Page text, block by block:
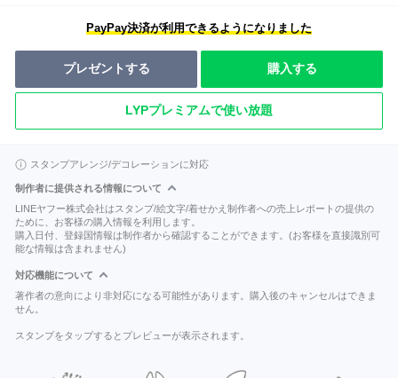
PayPay決済が利用できるようになりました
プレゼントする 購入する
LYPプレミアムで使い放題
スタンプアレンジ/デコレーションに対応
制作者に提供される情報について
LINEヤフー株式会社はスタンプ/絵文字/着せかえ制作者への売上レポートの提供の
ために、お客様の購入情報を利用します。
購入日付、登録国情報は制作者から確認することができます。(お客様を直接識別可
能な情報は含まれません)
対応機能について
著作者の意向により非対応になる可能性があります。購入後のキャンセルはできま
せん。
スタンプをタップするとプレビューが表示されます。